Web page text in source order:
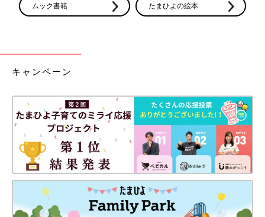
おかげさまで、このプロジェクトは多くの方に支援していただ
絵本が“抱っこ”のような親子のコミュニケーション
ムック書籍 たまひよの絵本
キャンペーン